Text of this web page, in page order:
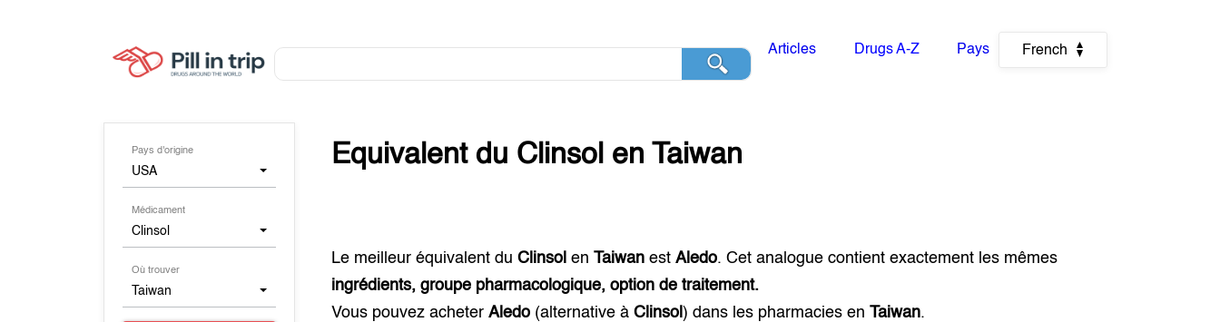
Articles Drugs A-Z Pays French
Pays d'origine
USA
Médicament
Clinsol
Où trouver
Taiwan
Equivalent du Clinsol enTaiwan
Le meilleur équivalent duClinsol enTaiwan estAledo. Cet analogue contient exactement les mêmes
ingrédients, groupe pharmacologique, option de traitement.
Vous pouvez acheterAledo (alternative àClinsol ) dans les pharmacies enTaiwan.